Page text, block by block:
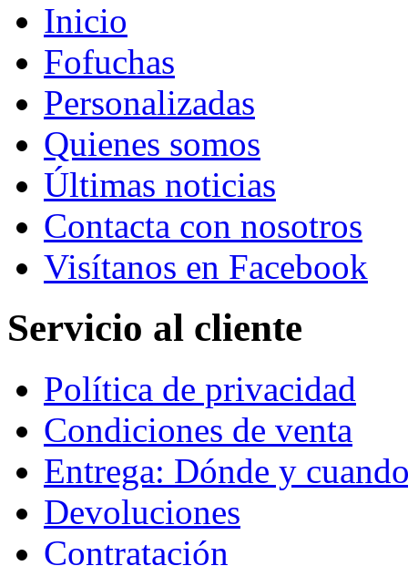
Inicio
Fofuchas
Personalizadas
Quienes somos
Últimas noticias
Contacta con nosotros
Visítanos en Facebook
Servicio al cliente
Política de privacidad
Condiciones de venta
Entrega: Dónde y
Devoluciones
Contratación